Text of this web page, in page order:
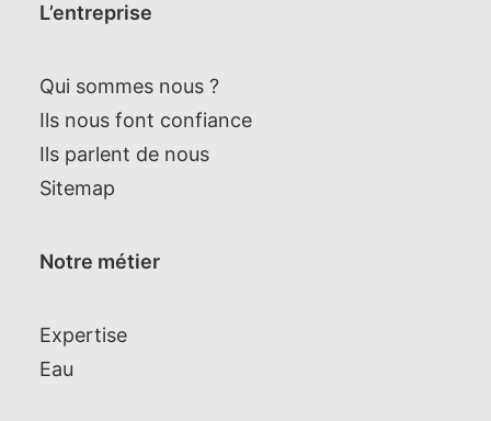
L’entreprise
Qui sommes nous ?
Ils nous font confiance
Ils parlent de nous
Sitemap
Notre métier
Expertise
Eau